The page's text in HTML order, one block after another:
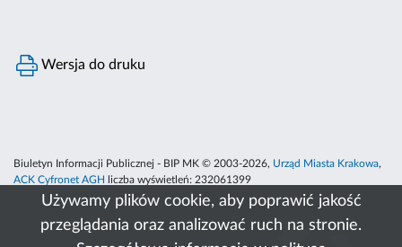
Używamy plików cookie, aby poprawić jakość
przeglądania oraz analizować ruch na stronie.
Wersja do druku
Biuletyn Informacji Publicznej - BIP MK © 2003-2026, Urząd Miasta Krakowa,
ACK Cyfronet AGH
liczba wyświetleń: 232061399